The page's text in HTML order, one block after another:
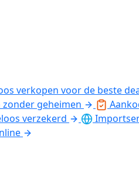
verkopen voor de beste
geheimen
verzekerd